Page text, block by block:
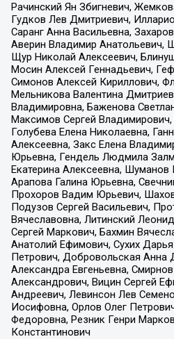
Рачинский Ян Збигневич,
Гудков Лев Дмитриевич,
Саранг Анна Васильевна,
Аверин Владимир Анатольевич,
Щур Николай Алексеевич,
Мосин Алексей Геннадьевич,
Симонов Алексей Кириллович,
Мельникова Валентина
Владимировна, Баженова
Максимов Сергей
Голубева Елена Николаевна,
Алексеевна, Закс Елена
Юрьевна, Гендель Людмила
Екатерина Алексеевна, Шуманов
Арапова Галина Юрьевна,
Прохоров Вадим Юрьевич,
Подузов Сергей Васильевич,
Вячеславовна, Литинский
Сергей Маркович, Бахмин
Анатолий Ефимович, Сухих
Петрович, Добровольская Анна
Александра Евгеньевна,
Александрович, Вицин Сергей
Андреевич, Левинсон Лев
Иосифовна, Орлов Олег
Федоровна, Резник Генри
Константинович